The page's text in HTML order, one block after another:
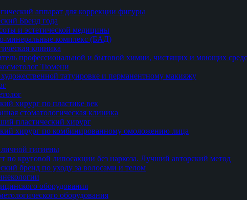
аппарат для коррекции фигуры
Бренд года
и эстетической медицины
минеральные комплекс (БАД)
клиника
профессиональной и бытовой химии, чистящих и моющих
Тюмени
татуировке и перманентному макияжу
хирург по пластике век
стоматологическая клиника
пластический хирург
хирург по комбинированному омоложению лица
гигиены
по круговой липосакции без наркоза. Лучший авторский метод
бренд по уходу за волосами и телом
оборудования
оборудования